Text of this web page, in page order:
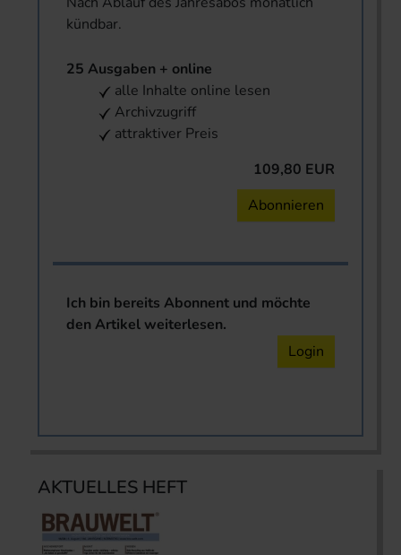
kündbar.
25 Ausgaben + online
alle Inhalte online lesen
Archivzugriff
attraktiver Preis
109,80 EUR
Abonnieren
Ich bin bereits Abonnent und möchte
den Artikel weiterlesen.
Login
AKTUELLES HEFT